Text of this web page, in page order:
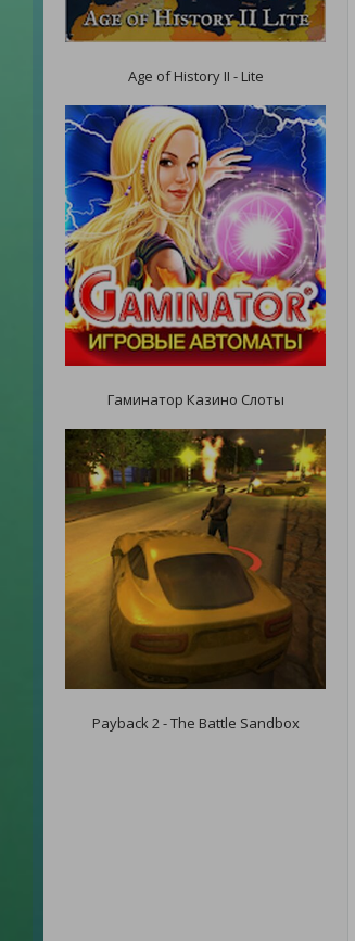
Age of History II - Lite
Гаминатор Казино Слоты
Payback 2 - The Battle Sandbox